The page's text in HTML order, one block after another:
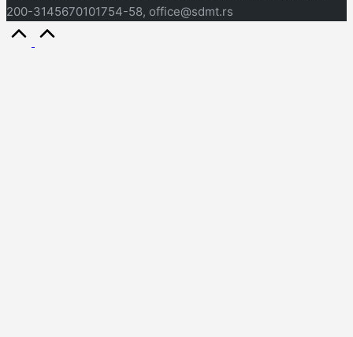
200-3145670101754-58, office@sdmt.rs